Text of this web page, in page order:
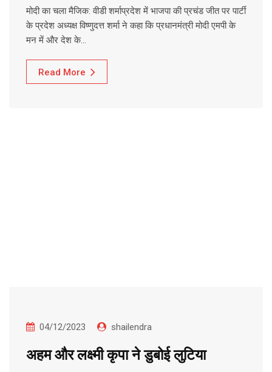
मोदी का चला मैजिक: वीडी शर्माप्रदेश में भाजपा की प्रचंड जीत पर पार्टी
के प्रदेश अध्यक्ष विष्णुदत्त शर्मा ने कहा कि प्रधानमंत्री मोदी एमपी के
मन में और देश के…
Read More
04/12/2023 shailendra
अहम और लक्ष्मी कृपा ने डुबोई लुटिया